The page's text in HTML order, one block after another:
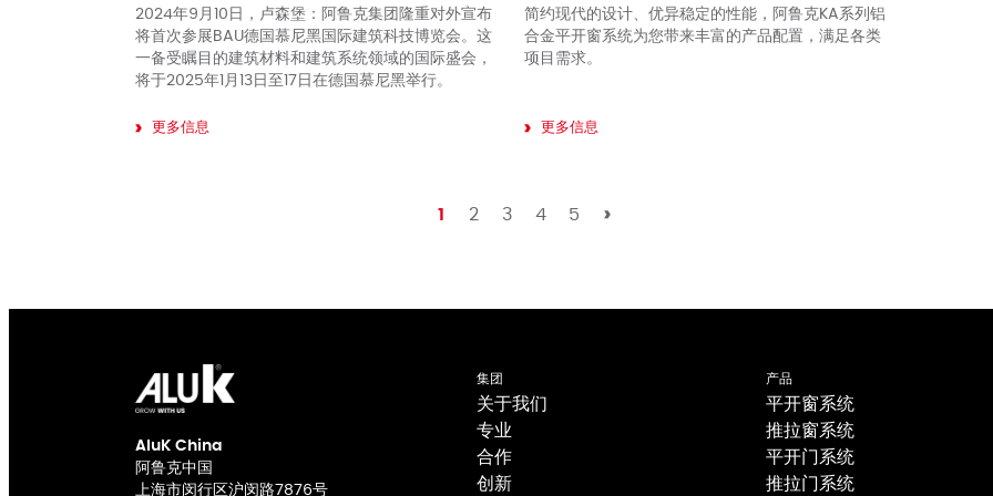
2024年9月10日，卢森堡：阿鲁克集团隆重对外宣布
将首次参展BAU德国慕尼黑国际建筑科技博览会。这
一备受瞩目的建筑材料和建筑系统领域的国际盛会，
将于2025年1月13日至17日在德国慕尼黑举行。
更多信息
简约现代的设计、优异稳定的性能，阿鲁克KA系列铝
合金平开窗系统为您带来丰富的产品配置，满足各类
项目需求。
更多信息
1 2 3 4 5
AluK China
阿鲁克中国
上海市闵行区沪闵路7876号
集团
关于我们
专业
合作
创新
产品
平开窗系统
推拉窗系统
平开门系统
推拉门系统